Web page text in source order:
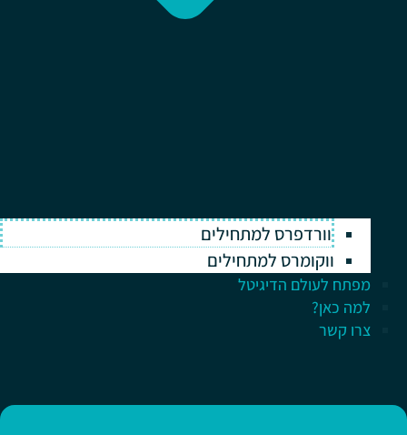
וורדפרס למתחילים
ווקומרס למתחילים
מפתח לעולם הדיגיטל
למה כאן?
צרו קשר